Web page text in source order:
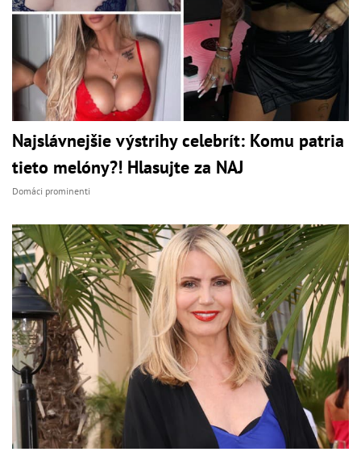
Najslávnejšie výstrihy celebrít: Komu patria
tieto melóny?! Hlasujte za NAJ
Domáci prominenti